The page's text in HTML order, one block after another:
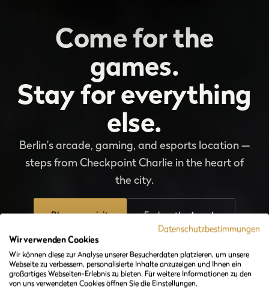
Come for the
games.
Stay for everything
else.
Berlin's arcade, gaming, and esports location —
steps from Checkpoint Charlie in the heart of
the city.
Plan your visit Explore the Arcade
Datenschutzbestimmungen
Wir verwenden Cookies
Wir können diese zur Analyse unserer Besucherdaten platzieren, um unsere
Webseite zu verbessern, personalisierte Inhalte anzuzeigen und Ihnen ein
großartiges Webseiten-Erlebnis zu bieten. Für weitere Informationen zu den
von uns verwendeten Cookies öffnen Sie die Einstellungen.